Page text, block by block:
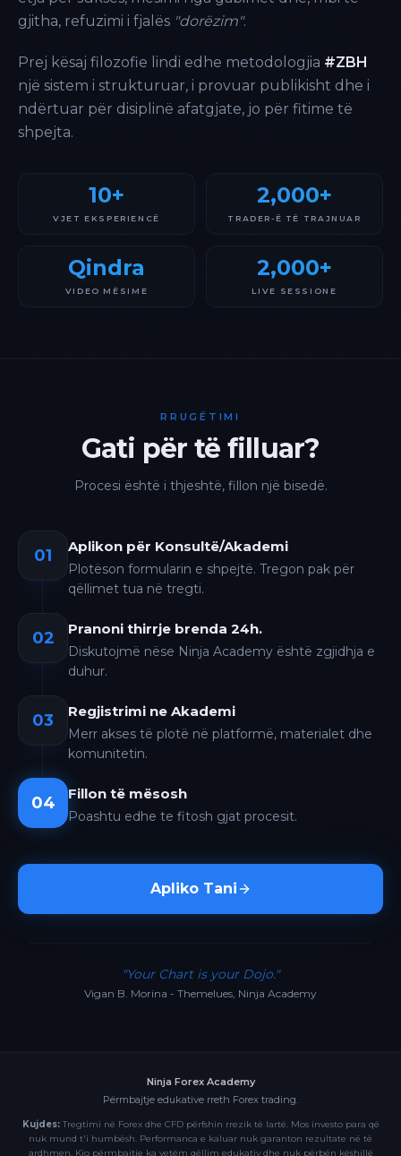
gjitha, refuzimi i fjalës "dorëzim".
Prej kësaj filozofie lindi edhe metodologjia #ZBH
një sistem i strukturuar, i provuar publikisht dhe i
ndërtuar për disiplinë afatgjate, jo për fitime të
shpejta.
10+
VJET EKSPERIENCË
2,000+
TRADER-Ë TË TRAJNUAR
Qindra
VIDEO MËSIME
2,000+
LIVE SESSIONE
RRUGËTIMI
Gati për të filluar?
Procesi është i thjeshtë, fillon një bisedë.
01 Aplikon për Konsultë/Akademi
Plotëson formularin e shpejtë. Tregon pak për
qëllimet tua në tregti.
02 Pranoni thirrje brenda 24h.
Diskutojmë nëse Ninja Academy është zgjidhja e
duhur.
03 Regjistrimi ne Akademi
Merr akses të plotë në platformë, materialet dhe
komunitetin.
04 Fillon të mësosh
Poashtu edhe te fitosh gjat procesit.
Apliko Tani
"Your Chart is your Dojo."
Vigan B. Morina - Themelues, Ninja Academy
Ninja Forex Academy
Përmbajtje edukative rreth Forex trading.
Kujdes:Tregtimi në Forex dhe CFD përfshin rrezik të lartë. Mos investo para që
nuk mund t'i humbësh. Performanca e kaluar nuk garanton rezultate në të
ardhmen. Kjo përmbajtje ka vetëm qëllim edukativ dhe nuk përbën këshillë